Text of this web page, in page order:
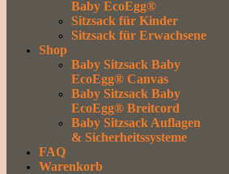
Baby EcoEgg®
Sitzsack für Kinder
Sitzsack für Erwachsene
Shop
Baby Sitzsack Baby
EcoEgg® Canvas
Baby Sitzsack Baby
EcoEgg® Breitcord
Baby Sitzsack Auflagen
& Sicherheitssysteme
FAQ
Warenkorb